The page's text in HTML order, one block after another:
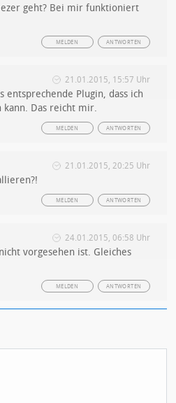
geht? Bei mir funktioniert
ANTWORTEN
MELDEN
21.01.2015, 15:57 Uhr
entsprechende Plugin, dass ich
kann. Das reicht mir.
ANTWORTEN
MELDEN
21.01.2015, 20:25 Uhr
ANTWORTEN
MELDEN
24.01.2015, 06:58 Uhr
vorgesehen ist. Gleiches
ANTWORTEN
MELDEN